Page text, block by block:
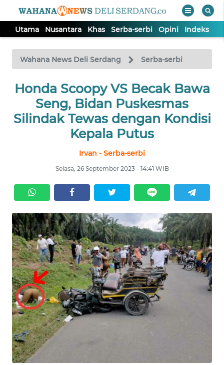
Utama Nusantara Khas Serba-serbi Opini Indeks
Wahana News Deli Serdang Serba-serbi
Honda Scoopy VS Becak Bawa
Seng, Bidan Puskesmas
Silindak Tewas dengan Kondisi
Kepala Putus
Irvan - Serba-serbi
Selasa, 26 September 2023 - 14:41 WIB
TV
Tutup
UTAMA
NUSANTARA
SERBI
OPINI
Informasi
INDEKS
BERITA
KONTAK
KAMI
INFO
IKLAN